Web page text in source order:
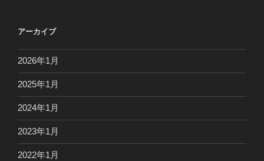
アーカイブ
2026年1月
2025年1月
2024年1月
2023年1月
2022年1月